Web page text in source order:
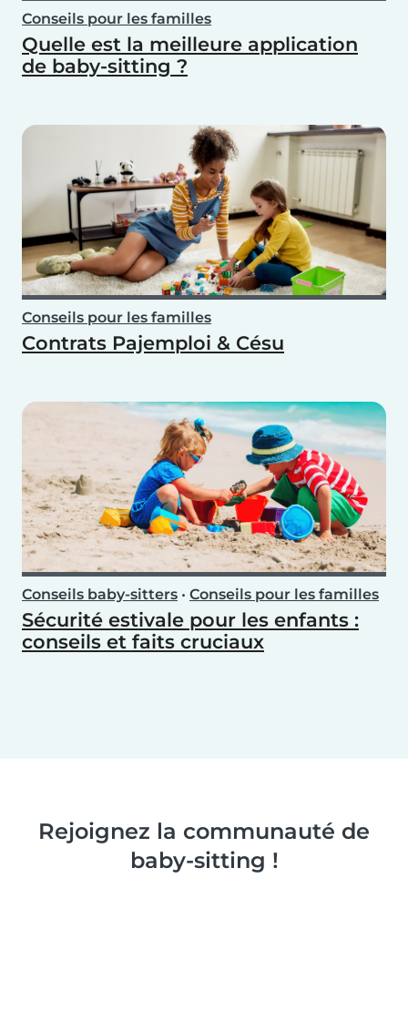
Conseils pour les familles
Quelle est la meilleure application
de baby-sitting ?
Conseils pour les familles
Contrats Pajemploi & Césu
Conseils baby-sitters • Conseils pour les familles
Sécurité estivale pour les enfants :
conseils et faits cruciaux
Rejoignez la communauté de
baby-sitting !